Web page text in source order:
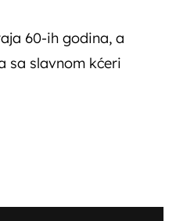
60-ih godina, a
sa slavnom kćeri